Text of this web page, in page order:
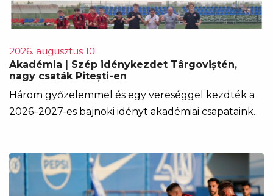
2026. augusztus 10.
Akadémia | Szép idénykezdet Târgoviștén,
nagy csaták Pitești-en
Három győzelemmel és egy vereséggel kezdték a
2026–2027-es bajnoki idényt akadémiai csapataink.